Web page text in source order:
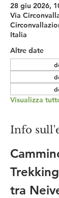
28 giu 2026,
Via
Italia
Altre date
Visualizza
Info
tra